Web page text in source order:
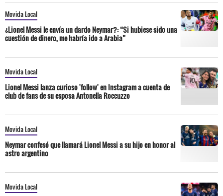
Movida Local
¿Lionel Messi le envía un dardo Neymar?: “Si hubiese sido una
cuestión de dinero, me habría ido a Arabia”
Movida Local
Lionel Messi lanza curioso 'follow' en Instagram a cuenta de
club de fans de su esposa Antonella Roccuzzo
Movida Local
Neymar confesó que llamará Lionel Messi a su hijo en honor al
astro argentino
Movida Local